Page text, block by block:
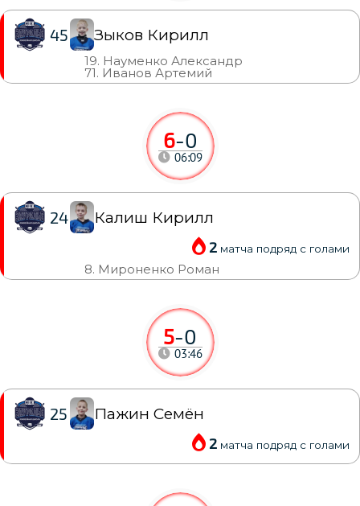
5-0
03:46
25 Пажин Семён
2 матча подряд с голами
6-0
06:09
24 Калиш Кирилл
2 матча подряд с голами
8. Мироненко Роман
45 Зыков Кирилл
19. Науменко Александр
71. Иванов Артемий